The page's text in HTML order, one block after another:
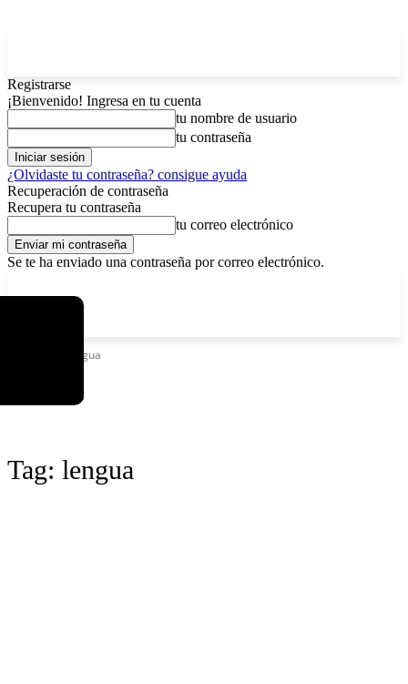
Registrarse
¡Bienvenido! Ingresa en tu cuenta
tu nombre de usuario
tu contraseña
¿Olvidaste tu contraseña? consigue ayuda
Recuperación de contraseña
Recupera tu contraseña
tu correo electrónico
Se te ha enviado una contraseña por correo electrónico.
Lengua
Tag: lengua